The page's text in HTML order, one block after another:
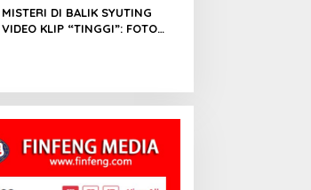
MISTERI DI BALIK SYUTING
VIDEO KLIP “TINGGI”: FOTO
KESADARAN